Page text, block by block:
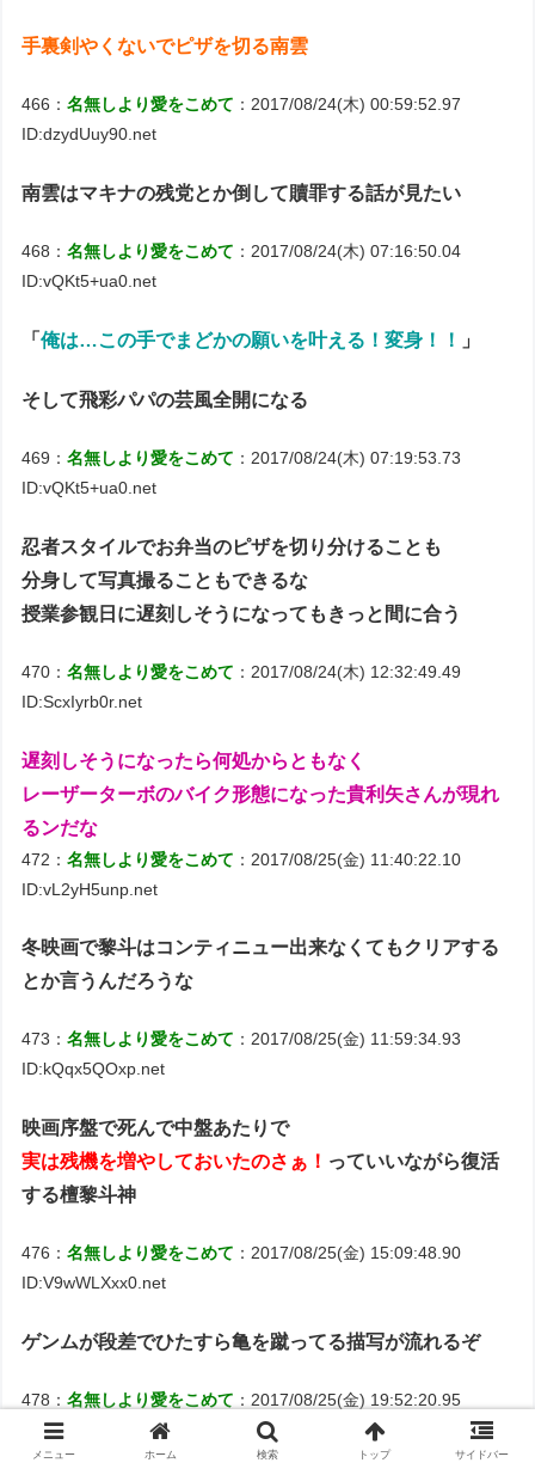
手裏剣やくないでピザを切る南雲
466：名無しより愛をこめて ：2017/08/24(木) 00:59:52.97
ID:dzydUuy90.net
南雲はマキナの残党とか倒して贖罪する話が見たい
468：名無しより愛をこめて ：2017/08/24(木) 07:16:50.04
ID:vQKt5+ua0.net
「俺は…この手でまどかの願いを叶える！変身！！ 」
そして飛彩パパの芸風全開になる
469：名無しより愛をこめて ：2017/08/24(木) 07:19:53.73
ID:vQKt5+ua0.net
忍者スタイルでお弁当のピザを切り分けることも
分身して写真撮ることもできるな
授業参観日に遅刻しそうになってもきっと間に合う
470：名無しより愛をこめて ：2017/08/24(木) 12:32:49.49
ID:ScxIyrb0r.net
遅刻しそうになったら何処からともなく
レーザーターボのバイク形態になった貴利矢さんが現れ
るンだな
472：名無しより愛をこめて ：2017/08/25(金) 11:40:22.10
ID:vL2yH5unp.net
冬映画で黎斗はコンティニュー出来なくてもクリアする
とか言うんだろうな
473：名無しより愛をこめて ：2017/08/25(金) 11:59:34.93
ID:kQqx5QOxp.net
映画序盤で死んで中盤あたりで
実は残機を増やしておいたのさぁ！ っていいながら復活
する檀黎斗神
476：名無しより愛をこめて ：2017/08/25(金) 15:09:48.90
ID:V9wWLXxx0.net
ゲンムが段差でひたすら亀を蹴ってる描写が流れるぞ
478：名無しより愛をこめて ：2017/08/25(金) 19:52:20.95
ID:e6xHsstG0.net
メニュー ホーム 検索 トップ サイドバー